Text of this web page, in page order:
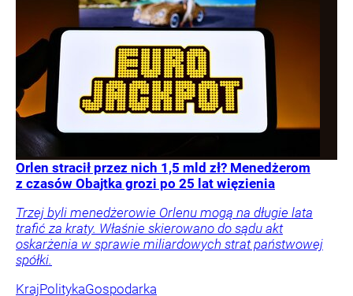
Orlen stracił przez nich 1,5 mld zł? Menedżerom
z czasów Obajtka grozi po 25 lat więzienia
Trzej byli menedżerowie Orlenu mogą na długie lata
trafić za kraty. Właśnie skierowano do sądu akt
oskarżenia w sprawie miliardowych strat państwowej
spółki.
KrajPolitykaGospodarka